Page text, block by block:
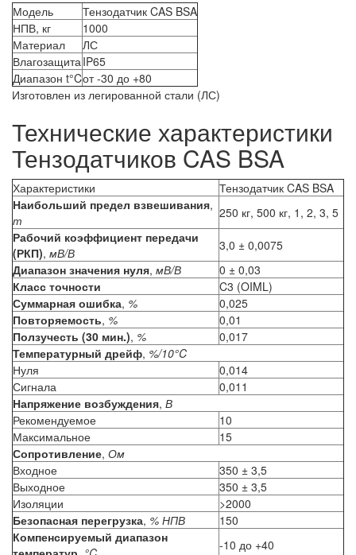
Модель
Тензодатчик CAS BSA
НПВ, кг
1000
Материал
ЛС
ВлагозащитаIP65
Диапазон t°Cот -30 до +80
Изготовлен из легированной стали (ЛС)
Технические характеристики
Тензодатчиков CAS BSA
Характеристики
Тензодатчик CAS BSA
Наибольший предел взвешивания,
т
250 кг, 500 кг, 1, 2, 3, 5
Рабочий коэффициент передачи
(РКП), мВ/В
3,0 ± 0,0075
Диапазон значения нуля, мВ/В
0 ± 0,03
Класс точности
C3 (OIML)
Суммарная ошибка, %
0,025
Повторяемость, %
0,01
Ползучесть (30 мин.), %
0,017
Температурный дрейф, %/10°C
Нуля
0,014
Сигнала
0,011
Напряжение возбуждения, В
Рекомендуемое
10
Максимальное
15
Сопротивление, Ом
Входное
350 ± 3,5
Выходное
350 ± 3,5
Изоляции
>2000
Безопасная перегрузка, % НПВ
150
Компенсируемый диапазон
-10 до +40